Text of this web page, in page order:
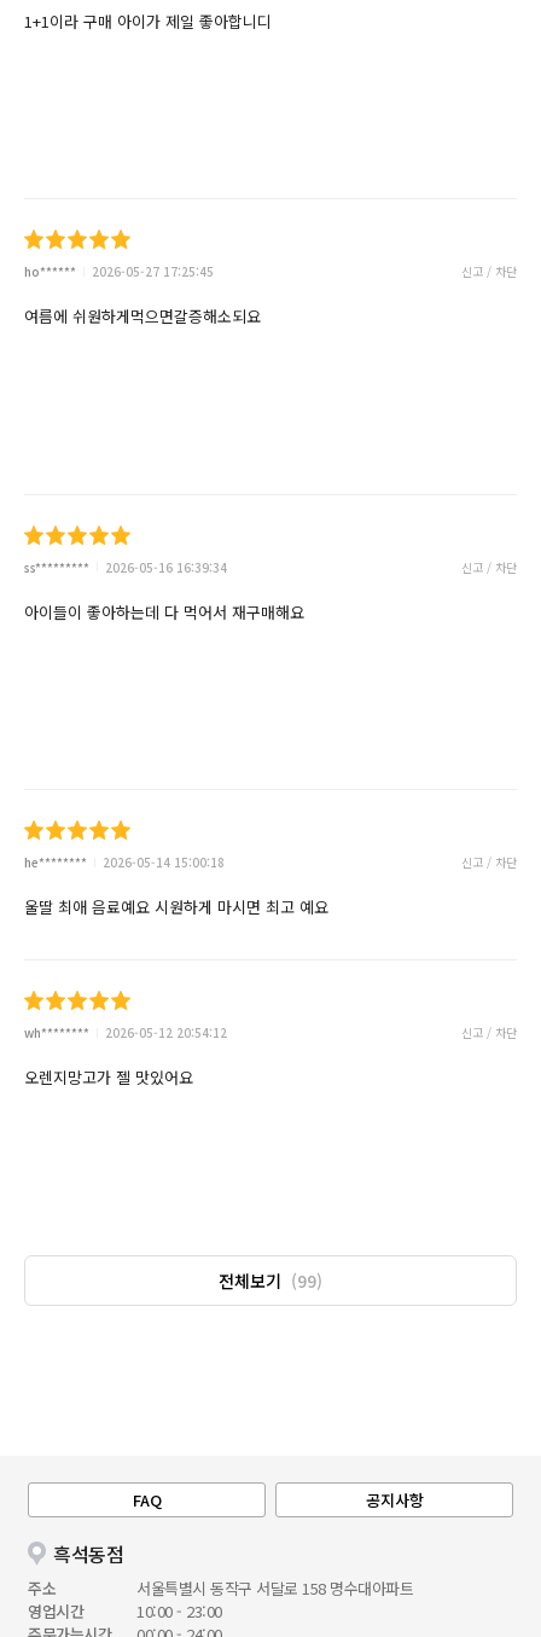
1+1이라 구매 아이가 제일 좋아합니디
ho****** 2026-05-27 17:25:45 신고 / 차단
여름에 쉬원하게먹으면갈증해소되요
ss********* 2026-05-16 16:39:34 신고 / 차단
아이들이 좋아하는데 다 먹어서 재구매해요
he******** 2026-05-14 15:00:18 신고 / 차단
울딸 최애 음료예요 시원하게 마시면 최고 예요
wh******** 2026-05-12 20:54:12 신고 / 차단
오렌지망고가 젤 맛있어요
전체보기 (99)
FAQ 공지사항
흑석동점
주소
서울특별시 동작구 서달로 158 명수대아파트
영업시간
10:00 - 23:00